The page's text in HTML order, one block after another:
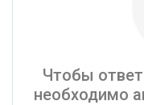
Чтобы
необходимо